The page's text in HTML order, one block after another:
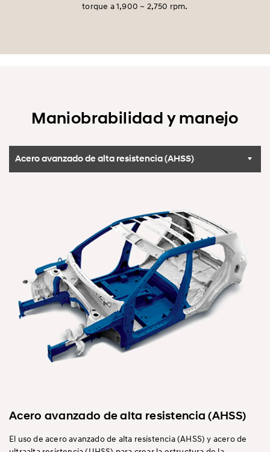
torque a 1,900 ~ 2,750 rpm.
Maniobrabilidad y manejo
Acero avanzado de alta resistencia (AHSS)
Acero avanzado de alta resistencia (AHSS)
El uso de acero avanzado de alta resistencia (AHSS) y acero de